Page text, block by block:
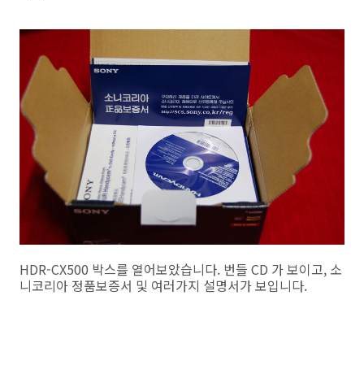
HDR-CX500 박스를 열어보았습니다. 번들 CD 가 보이고, 소
니코리아 정품보증서 및 여러가지 설명서가 보입니다.